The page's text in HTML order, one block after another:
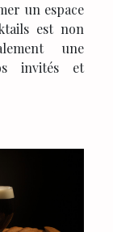
un espace
est non
une
invités et